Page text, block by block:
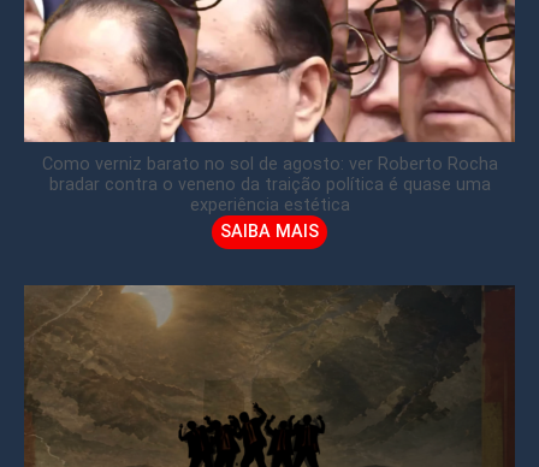
Como verniz barato no sol de agosto: ver Roberto Rocha
bradar contra o veneno da traição política é quase uma
experiência estética
SAIBA MAIS